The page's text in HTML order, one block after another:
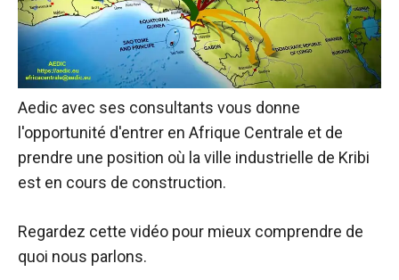
Aedic avec ses consultants vous donne
l'opportunité d'entrer en Afrique Centrale et de
prendre une position où la ville industrielle de Kribi
est en cours de construction.
Regardez cette vidéo pour mieux comprendre de
quoi nous parlons.